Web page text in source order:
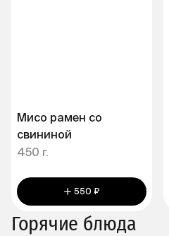
Мисо рамен со
свининой
450 г.
550 ₽
Горячие блюда